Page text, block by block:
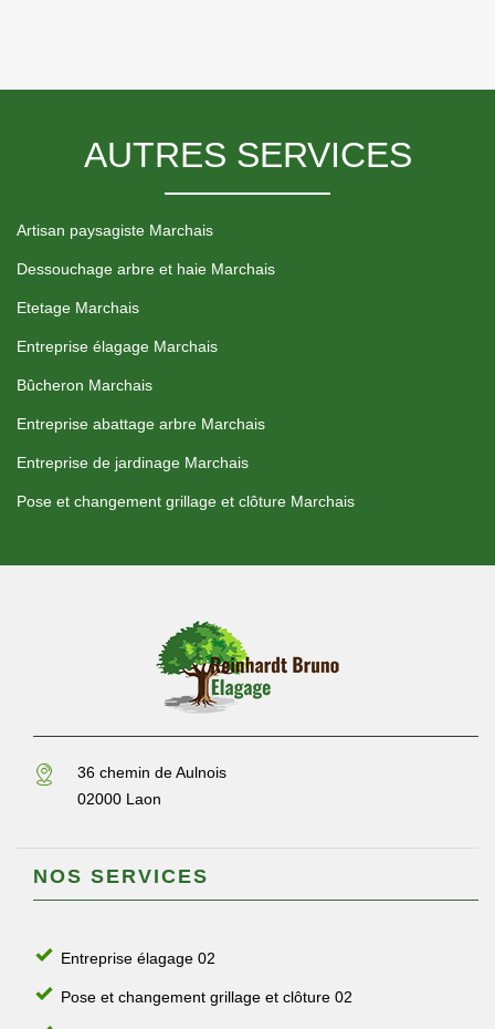
AUTRES SERVICES
Artisan paysagiste Marchais
Dessouchage arbre et haie Marchais
Etetage Marchais
Entreprise élagage Marchais
Bûcheron Marchais
Entreprise abattage arbre Marchais
Entreprise de jardinage Marchais
Pose et changement grillage et clôture Marchais
36 chemin de Aulnois
02000 Laon
NOS SERVICES
Entreprise élagage 02
Pose et changement grillage et clôture 02